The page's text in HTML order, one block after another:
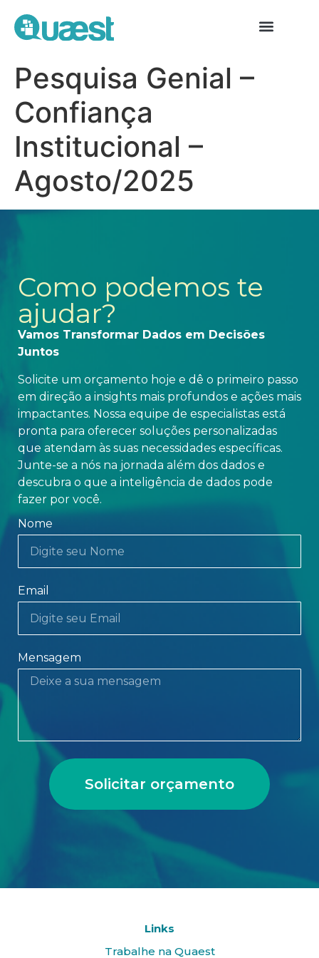
Pesquisa Genial –
Confiança
Institucional –
Agosto/2025
Como podemos te
ajudar?
Vamos Transformar Dados em Decisões
Juntos
Solicite um orçamento hoje e dê o primeiro passo
em direção a insights mais profundos e ações mais
impactantes. Nossa equipe de especialistas está
pronta para oferecer soluções personalizadas
que atendam às suas necessidades específicas.
Junte-se a nós na jornada além dos dados e
descubra o que a inteligência de dados pode
fazer por você.
Nome
Email
Mensagem
Solicitar orçamento
Links
Trabalhe na Quaest